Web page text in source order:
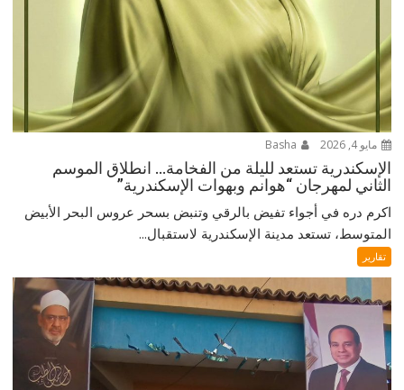
مايو 4, 2026
الإسكندرية تستعد لليلة من الفخامة… انطلاق الموسم
الثاني لمهرجان “هوانم وبهوات الإسكندرية”
اكرم دره في أجواء تفيض بالرقي وتنبض بسحر عروس البحر الأبيض
المتوسط، تستعد مدينة الإسكندرية لاستقبال...
تقارير